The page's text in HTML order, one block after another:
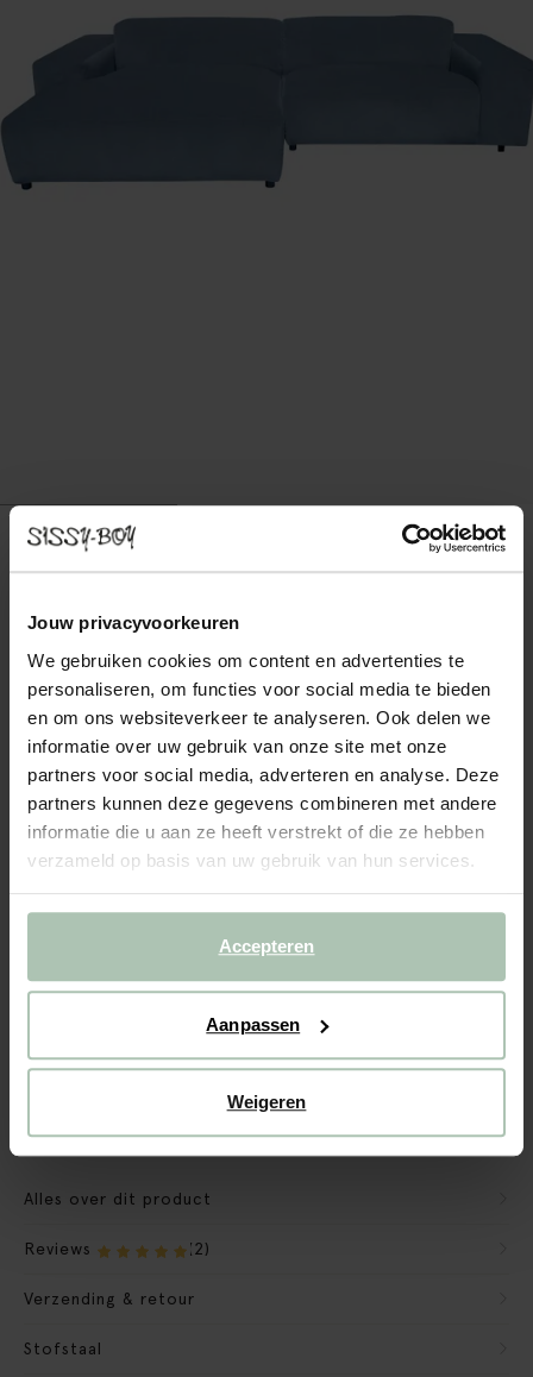
Jouw privacyvoorkeuren
We gebruiken cookies om content en advertenties te
personaliseren, om functies voor social media te bieden
en om ons websiteverkeer te analyseren. Ook delen we
informatie over uw gebruik van onze site met onze
partners voor social media, adverteren en analyse. Deze
partners kunnen deze gegevens combineren met andere
informatie die u aan ze heeft verstrekt of die ze hebben
verzameld op basis van uw gebruik van hun services.
Accepteren
Aanpassen
Weigeren
KING 3-ZITS BANK CHAISE LONGUE LINKS
2099.00
Deze 3-zits chaise longue uit de King collectie van Sissy-Boy is
een schitterende toevoeging aan ieder interieur. De vulling van
de bank bestaat uit hoogwaardige koudschuim-vullingen
afgedekt met dons, wat zorgt voor een aangenaam...
1 Model:3-zits longue links (1x) + opties
2 Stof: Heritage Pacific 706 + kleuropties
We maken de bank gebruiksklaar
Verpakkingsmateriaal nemen we mee
Banken retourvoorwaarden
Alles over dit product
Reviews (2)
Verzending & retour
Stofstaal